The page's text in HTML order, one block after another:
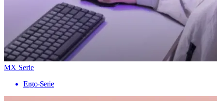
MX Serie
Ergo-Serie